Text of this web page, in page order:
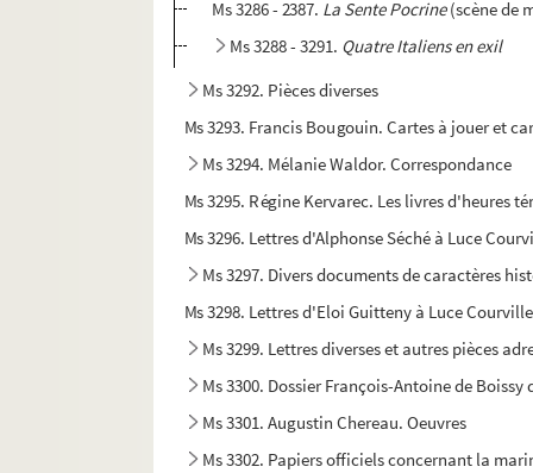
Ms 3286 - 2387. La Sente Pocrine(scène de
Ms 3288 - 3291. Quatre Italiens en exil
Ms 3292. Pièces diverses
Ms 3293. Francis Bougouin. Cartes à jouer et
Ms 3294. Mélanie Waldor. Correspondance
Ms 3295. Régine Kervarec. Les livres d'heures
Ms 3296. Lettres d'Alphonse Séché à Luce
Ms 3297. Divers documents de caractères
Ms 3298. Lettres d'Eloi Guitteny à Luce
Ms 3299. Lettres diverses et autres pièces
Ms 3300. Dossier François-Antoine de Boissy
Ms 3301. Augustin Chereau. Oeuvres
Ms 3302. Papiers officiels concernant la